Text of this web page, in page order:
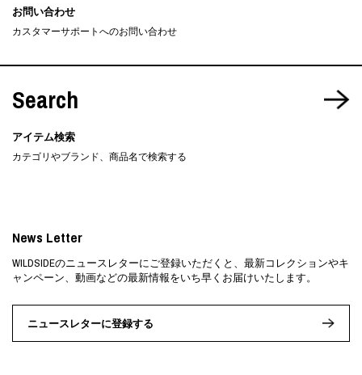
お問い合わせ
カスタマーサポートへのお問い合わせ
Search
アイテム検索
カテゴリやブランド、商品名で検索する
News Letter
WILDSIDEのニュースレターにご登録いただくと、最新コレクションやキ
ャンペーン、動画などの最新情報をいち早くお届けいたします。
ニュースレターに登録する